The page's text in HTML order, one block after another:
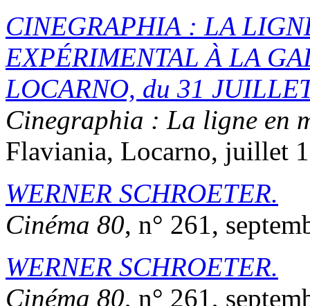
CINEGRAPHIA : LA
EXPÉRIMENTAL À LA
LOCARNO, du 31
Cinegraphia : La ligne en
Flaviania, Locarno, juillet
WERNER SCHROETER.
Cinéma 80, n° 261,
WERNER SCHROETER.
Cinéma 80, n° 261,